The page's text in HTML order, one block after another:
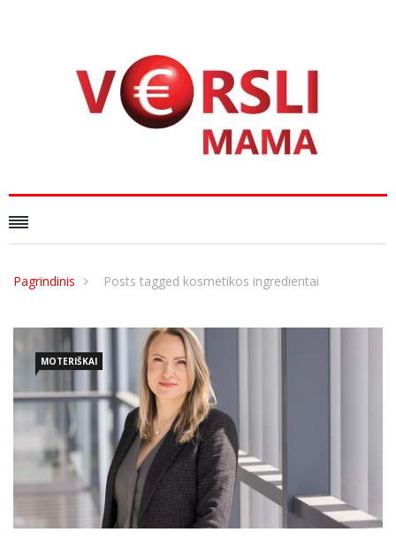
Pagrindinis Posts tagged kosmetikos ingredientai
MOTERIŠKAI